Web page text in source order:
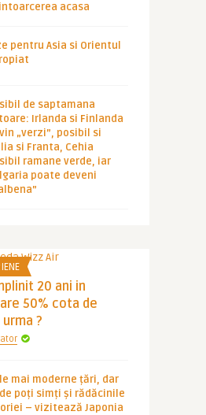
intoarcerea acasa
pentru Asia si Orientul
de saptamana
Irlanda si Finlanda
„verzi”, posibil si
si Franta, Cehia
ramane verde, iar
poate deveni
20 ani in
50% cota de
?
mai moderne țări, dar
poți simți și rădăcinile
– vizitează Japonia